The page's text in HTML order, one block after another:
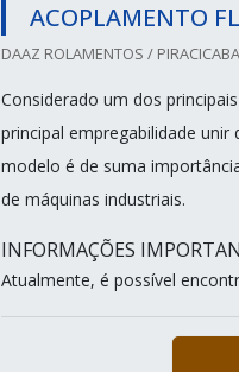
ACOPLAMENTO
DAAZ ROLAMENTOS /
Considerado um dos
principal empregabilidade
modelo é de suma
de máquinas industriais.
INFORMAÇÕES
Atualmente, é possível